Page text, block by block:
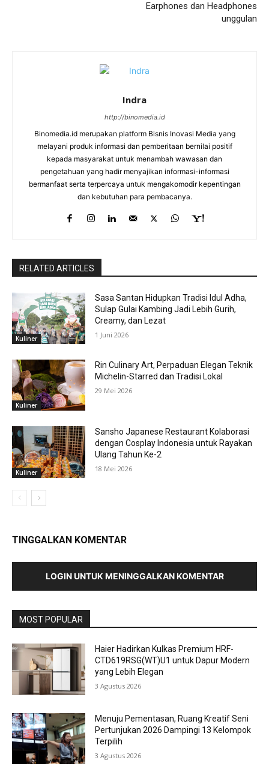
Earphones dan Headphones
unggulan
Indra
http://binomedia.id
Binomedia.id merupakan platform Bisnis Inovasi Media yang
melayani produk informasi dan pemberitaan bernilai positif
kepada masyarakat untuk menambah wawasan dan
pengetahuan yang hadir menyajikan informasi-informasi
bermanfaat serta terpercaya untuk mengakomodir kepentingan
dan kebutuhan para pembacanya.
RELATED ARTICLES
Kuliner
Sasa Santan Hidupkan Tradisi Idul Adha,
Sulap Gulai Kambing Jadi Lebih Gurih,
Creamy, dan Lezat
1 Juni 2026
Kuliner
Rin Culinary Art, Perpaduan Elegan Teknik
Michelin-Starred dan Tradisi Lokal
29 Mei 2026
Kuliner
Sansho Japanese Restaurant Kolaborasi
dengan Cosplay Indonesia untuk Rayakan
Ulang Tahun Ke-2
18 Mei 2026
TINGGALKAN KOMENTAR
LOGIN UNTUK MENINGGALKAN KOMENTAR
MOST POPULAR
Haier Hadirkan Kulkas Premium HRF-
CTD619RSG(WT)U1 untuk Dapur Modern
yang Lebih Elegan
3 Agustus 2026
Menuju Pementasan, Ruang Kreatif Seni
Pertunjukan 2026 Dampingi 13 Kelompok
Terpilih
3 Agustus 2026